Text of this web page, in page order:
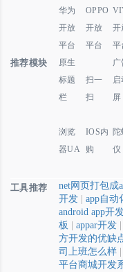
华为
开放
平台
OPPO
开放
平台
开
平
推荐模块
原生
标题
栏
扫一
扫
广
启
屏
浏览
器UA
IOS内
购
陀
仪
工具推荐 net网页打包成
开发
app自动
android app开
板
appar开发
方开发的优缺
司上班怎么样
平台商城开发